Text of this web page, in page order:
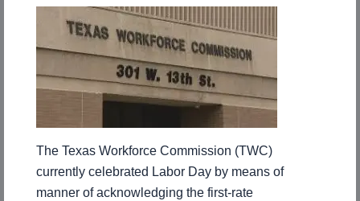
The Texas Workforce Commission (TWC)
currently celebrated Labor Day by means of
manner of acknowledging the first-rate